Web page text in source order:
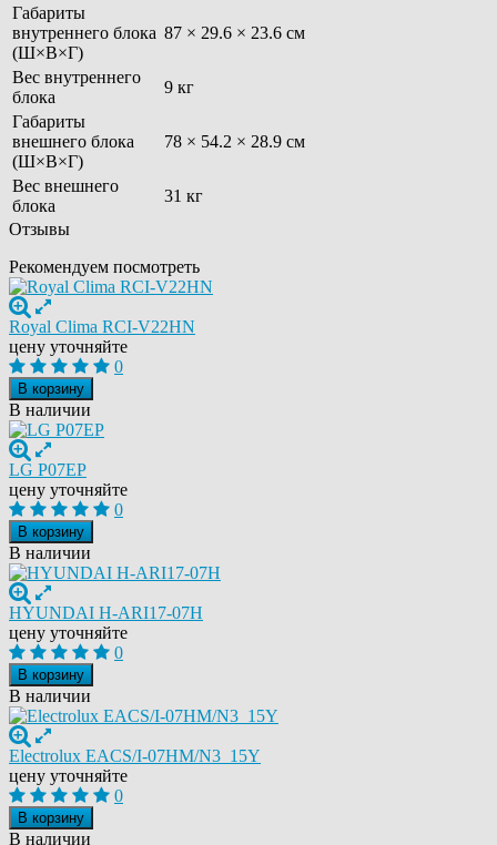
Габариты
внутреннего блока
(Ш×В×Г)
87 × 29.6 × 23.6 см
Вес внутреннего
блока
9 кг
Габариты
внешнего блока
(Ш×В×Г)
78 × 54.2 × 28.9 см
Вес внешнего
блока
31 кг
Отзывы
Рекомендуем посмотреть
Royal Clima RCI-V22HN
цену уточняйте
0
В корзину
В наличии
LG P07EP
цену уточняйте
0
В корзину
В наличии
HYUNDAI H-ARI17-07H
цену уточняйте
0
В корзину
В наличии
Electrolux EACS/I-07HM/N3_15Y
цену уточняйте
0
В корзину
В наличии